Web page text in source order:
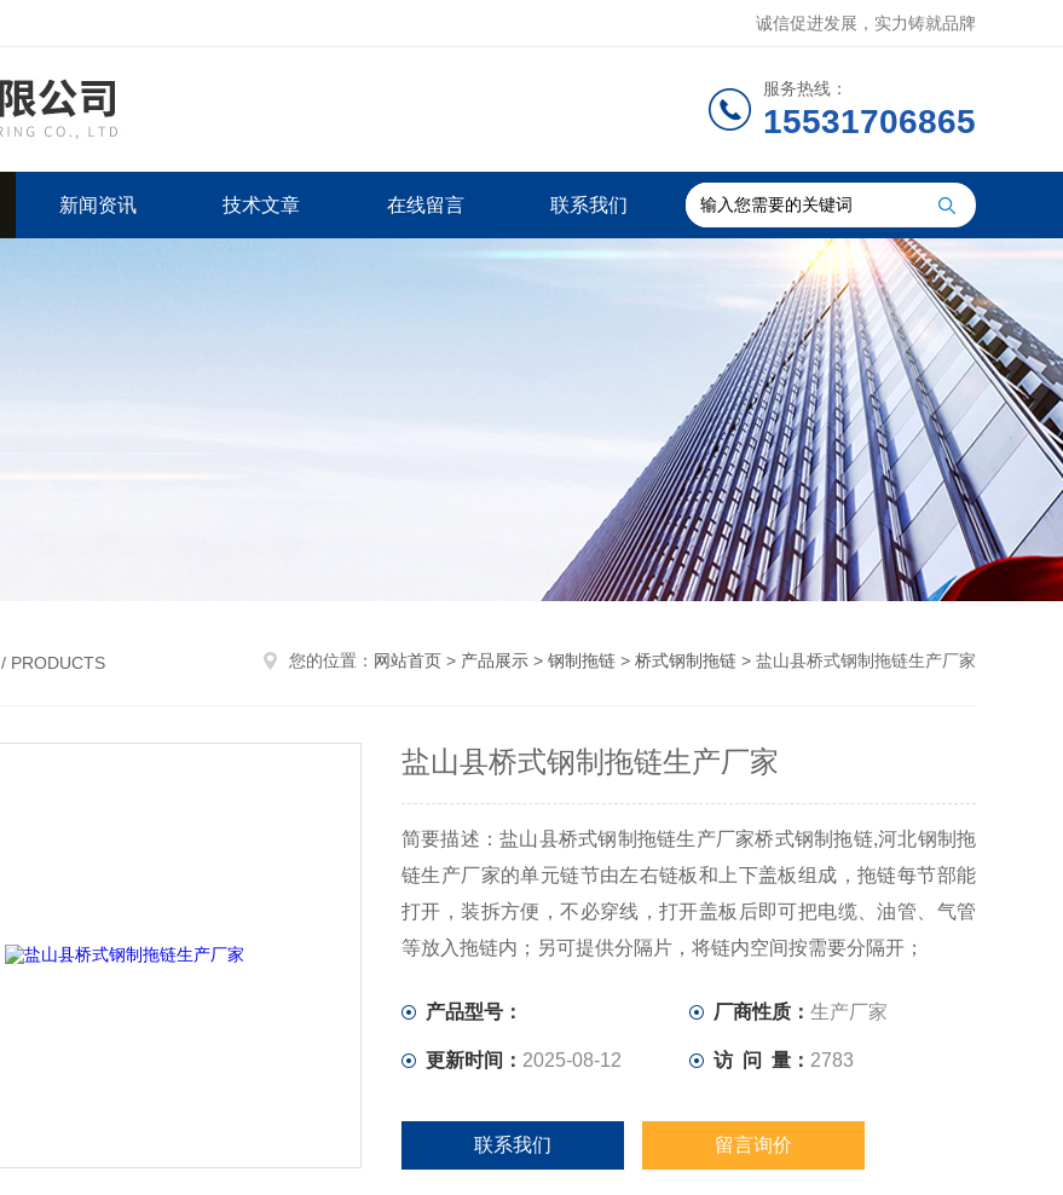
诚信促进发展，实力铸就品牌
服务热线：
15531706865
新闻资讯 技术文章 在线留言 联系我们
/ PRODUCTS 您的位置： 网站首页 > 产品展示 > 钢制拖链 > 桥式钢制拖链 > 盐山县桥式钢制拖链生产厂家
盐山县桥式钢制拖链生产厂家
简要描述：盐山县桥式钢制拖链生产厂家桥式钢制拖链,河北钢制拖
链生产厂家的单元链节由左右链板和上下盖板组成，拖链每节部能
打开，装拆方便，不必穿线，打开盖板后即可把电缆、油管、气管
等放入拖链内；另可提供分隔片，将链内空间按需要分隔开；
产品型号： 厂商性质： 生产厂家
更新时间： 2025-08-12 访 问 量： 2783
联系我们 留言询价